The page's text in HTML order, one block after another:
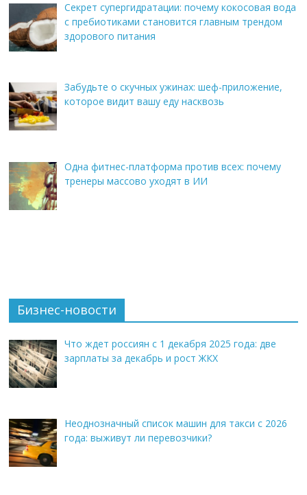
Секрет супергидратации: почему кокосовая вода
с пребиотиками становится главным трендом
здорового питания
Забудьте о скучных ужинах: шеф-приложение,
которое видит вашу еду насквозь
Одна фитнес-платформа против всех: почему
тренеры массово уходят в ИИ
Бизнес-новости
Что ждет россиян с 1 декабря 2025 года: две
зарплаты за декабрь и рост ЖКХ
Неоднозначный список машин для такси с 2026
года: выживут ли перевозчики?